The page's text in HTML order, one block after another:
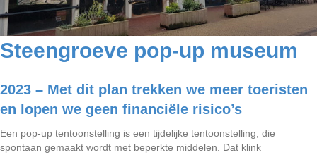
Steengroeve pop-up museum
2023 – Met dit plan trekken we meer toeristen
en lopen we geen financiële risico’s
Een pop-up tentoonstelling is een tijdelijke tentoonstelling, die
spontaan gemaakt wordt met beperkte middelen. Dat klink